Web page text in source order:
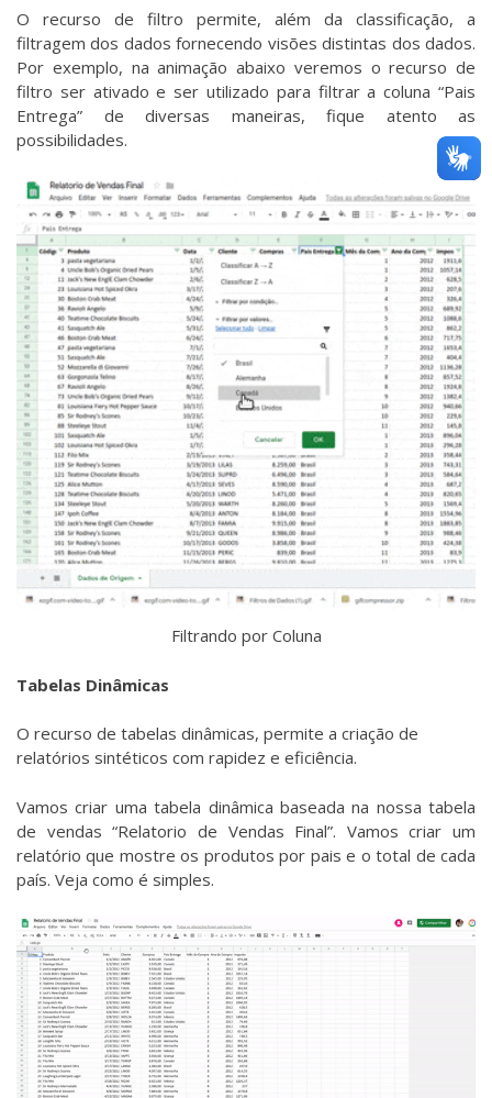
O recurso de filtro permite, além da classificação, a
filtragem dos dados fornecendo visões distintas dos dados.
Por exemplo, na animação abaixo veremos o recurso de
filtro ser ativado e ser utilizado para filtrar a coluna “Pais
Entrega” de diversas maneiras, fique atento as
possibilidades.
Filtrando por Coluna
Tabelas Dinâmicas
O recurso de tabelas dinâmicas, permite a criação de
relatórios sintéticos com rapidez e eficiência.
Vamos criar uma tabela dinâmica baseada na nossa tabela
de vendas “Relatorio de Vendas Final”. Vamos criar um
relatório que mostre os produtos por pais e o total de cada
país. Veja como é simples.